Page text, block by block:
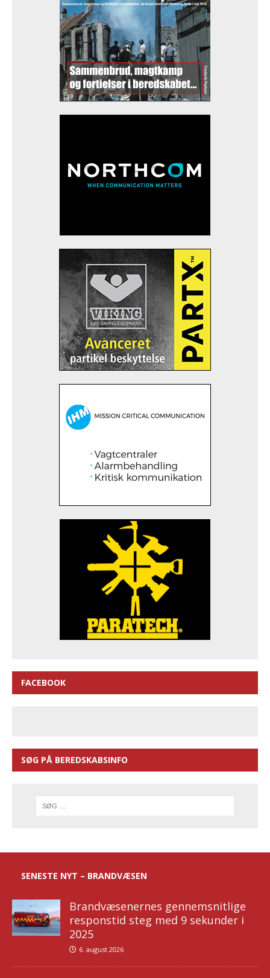
FACEBOOK
SØG PÅ BEREDSKABSINFO
SENESTE NYT – BRANDVÆSEN
Brandvæsenernes gennemsnitlige
responstid steg med 9 sekunder i
2025
6. august 2026